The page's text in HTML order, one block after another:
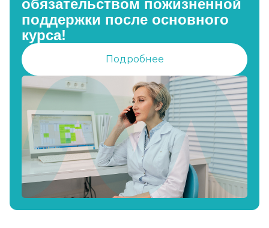
обязательством пожизненной
поддержки после основного
курса!
Подробнее